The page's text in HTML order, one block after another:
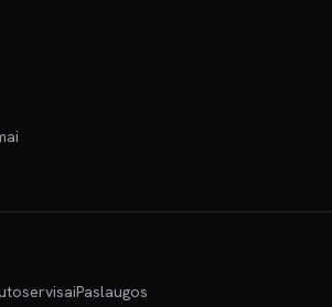
Paslaugos